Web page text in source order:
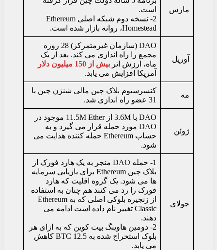
مارس
است.
2- نسخه دوم شبکه اصلی Ethereum
Homestead، روانه بازار شده است.
آوریل
DAO (سازمان غیرمتمرکز) 28 روزه
مجمع را راه اندازی می کند. بعد از یک
ماه، ارزش اتر بیش از 150 میلیون دلار
آمریکا افزایش می یابد.
مه
کنسرسیوم بلاک چین مالی شنژن چین با
31 عضو راه اندازی شد.
ژوئن
DAO با 3.6M از 11.5M Ether موجود در
DAO مورد حمله قرار می گیرد و به
حساب Ethereum حمله کننده هدایت می
شود.
جولای
1- حمله DAO منجر به یک هارد فورک از
بلاک چین Ethereum برای بازیابی سرمایه
ها می شود. یک گروه اقلیت که هارد
فورک را رد می کنند هم چنان به استفاده
از زنجیره بلوکی اصلی که به Ethereum
Classic تغییر نام داده است ادامه می
دهند.
2- دومین هاوینگ بیت کوین که به ازای هر
بلوک استخراج شده به 12.5 BTC کاهش
می یابد.